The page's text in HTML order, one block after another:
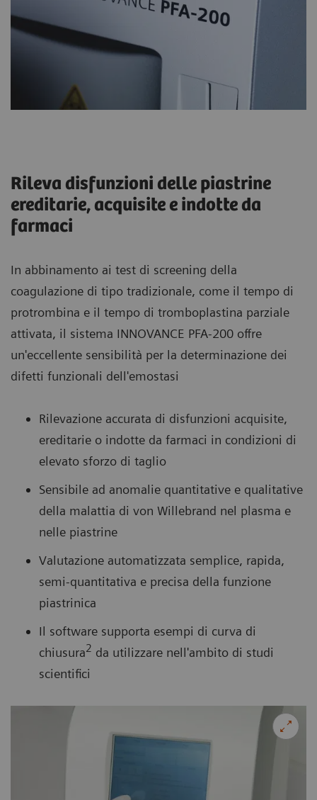
Rileva disfunzioni delle piastrine
ereditarie, acquisite e indotte da
farmaci
In abbinamento ai test di screening della
coagulazione di tipo tradizionale, come il tempo di
protrombina e il tempo di tromboplastina parziale
attivata, il sistema INNOVANCE PFA-200 offre
un'eccellente sensibilità per la determinazione dei
difetti funzionali dell'emostasi
Rilevazione accurata di disfunzioni acquisite,
ereditarie o indotte da farmaci in condizioni di
elevato sforzo di taglio
Sensibile ad anomalie quantitative e qualitative
della malattia di von Willebrand nel plasma e
nelle piastrine
Valutazione automatizzata semplice, rapida,
semi-quantitativa e precisa della funzione
piastrinica
Il software supporta esempi di curva di
chiusura2 da utilizzare nell'ambito di studi
scientifici